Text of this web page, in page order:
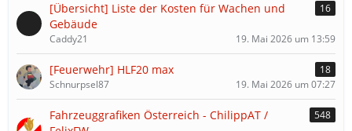
[Übersicht] Liste der Kosten für Wachen und
Gebäude
16
Caddy21 19. Mai 2026 um 13:59
[Feuerwehr] HLF20 max
18
Schnurpsel87
19. Mai 2026 um 07:27
Fahrzeuggrafiken Österreich - ChilippAT /
548